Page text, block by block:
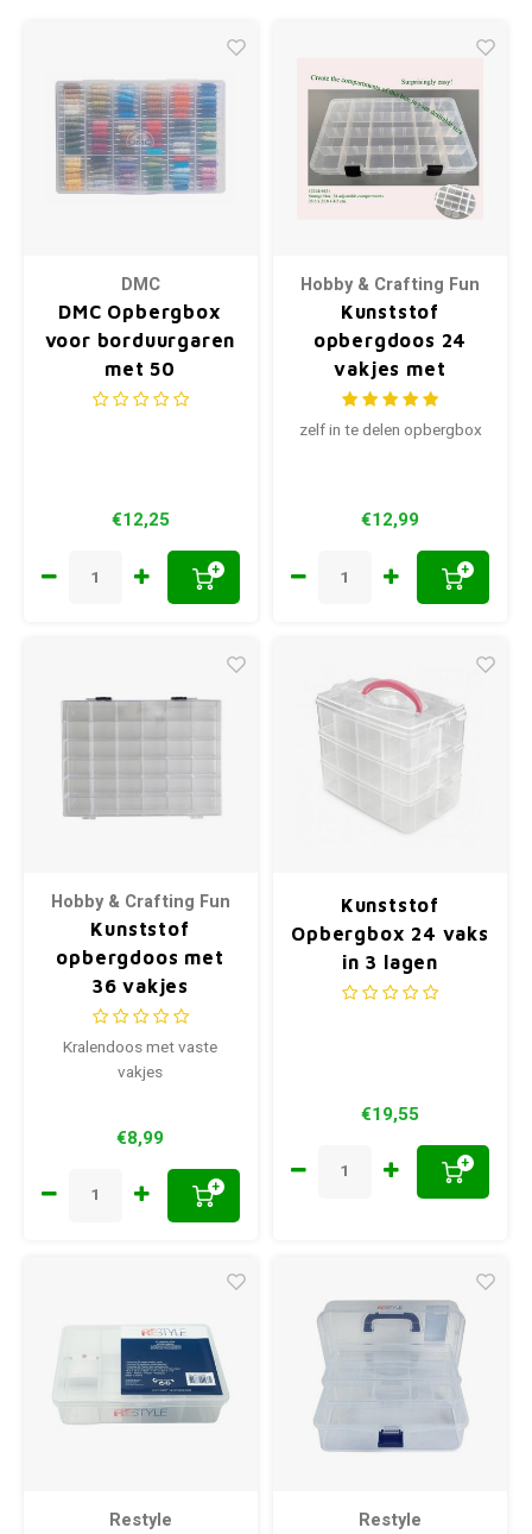
DMC
DMC Opbergbox
voor borduurgaren
met 50
wikkelkaartjes
€12,25
+
Hobby & Crafting Fun
Kunststof
opbergdoos 24
vakjes met
variabele
vakindeling
zelf in te delen opbergbox
€12,99
+
Hobby & Crafting Fun
Kunststof
opbergdoos met
36 vakjes
Kralendoos met vaste
vakjes
€8,99
+
Kunststof
Opbergbox 24 vaks
in 3 lagen
€19,55
+
Restyle Restyle